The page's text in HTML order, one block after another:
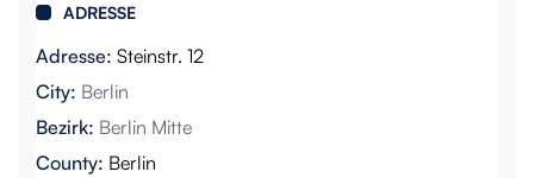
ADRESSE
Adresse: Steinstr. 12
City: Berlin
Bezirk: Berlin Mitte
County: Berlin